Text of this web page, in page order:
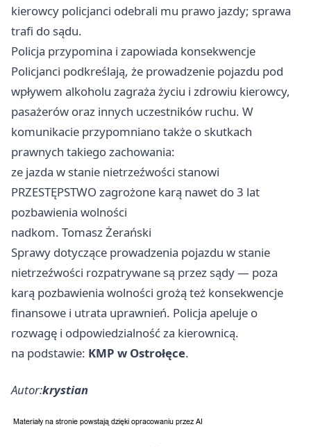
kierowcy policjanci odebrali mu prawo jazdy; sprawa
trafi do sądu.
Policja przypomina i zapowiada konsekwencje
Policjanci podkreślają, że prowadzenie pojazdu pod
wpływem alkoholu zagraża życiu i zdrowiu kierowcy,
pasażerów oraz innych uczestników ruchu. W
komunikacie przypomniano także o skutkach
prawnych takiego zachowania:
ze jazda w stanie nietrzeźwości stanowi
PRZESTĘPSTWO zagrożone karą nawet do 3 lat
pozbawienia wolności
nadkom. Tomasz Żerański
Sprawy dotyczące prowadzenia pojazdu w stanie
nietrzeźwości rozpatrywane są przez sądy — poza
karą pozbawienia wolności grożą też konsekwencje
finansowe i utrata uprawnień. Policja apeluje o
rozwagę i odpowiedzialność za kierownicą.
na podstawie: KMP w Ostrołęce.
Autor:krystian